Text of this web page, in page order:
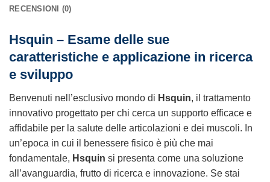
RECENSIONI (0)
Hsquin – Esame delle sue
caratteristiche e applicazione in ricerca
e sviluppo
Benvenuti nell’esclusivo mondo di Hsquin, il trattamento
innovativo progettato per chi cerca un supporto efficace e
affidabile per la salute delle articolazioni e dei muscoli. In
un’epoca in cui il benessere fisico è più che mai
fondamentale, Hsquin si presenta come una soluzione
all’avanguardia, frutto di ricerca e innovazione. Se stai